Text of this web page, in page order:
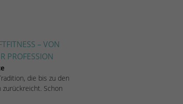
– VON
PROFESSION
die bis zu den
Schon